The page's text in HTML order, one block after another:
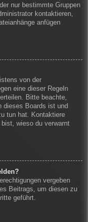
nur bestimmte Gruppen
kontaktieren,
anfügen
von der
eine dieser Regeln
Bitte beachte,
dieses Boards ist und
tun hat. Kontaktiere
wieso du verwarnt
vergeben
Beitrags, um diesen zu
geführt.